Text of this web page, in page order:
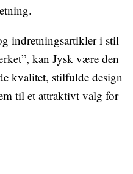
indretningsartikler i stil
kan Jysk være den
kvalitet, stilfulde design
til et attraktivt valg for